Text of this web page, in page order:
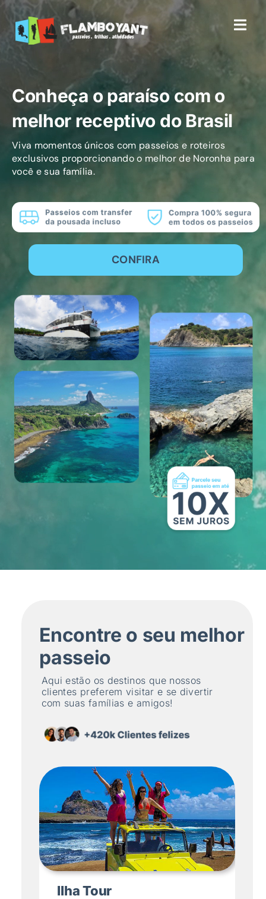
Skip
content
Passeios
Sobre
Contato
Conheça o paraíso com o
melhor receptivo do Brasil
Viva momentos únicos com passeios e roteiros
exclusivos proporcionando o melhor de Noronha para
você e sua família.
CONFIRA
Encontre o seu melhor
passeio
Aqui estão os destinos que nossos
clientes preferem visitar e se divertir
com suas famílias e amigos!
Ilha Tour